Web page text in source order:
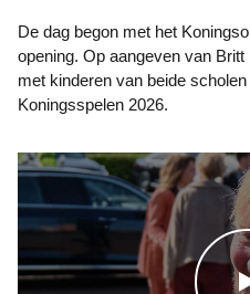
De dag begon met het Koningsontbijt. Daarna volgde de officiële
opening. Op aangeven van
met kinderen van beide
Koningsspelen 2026.